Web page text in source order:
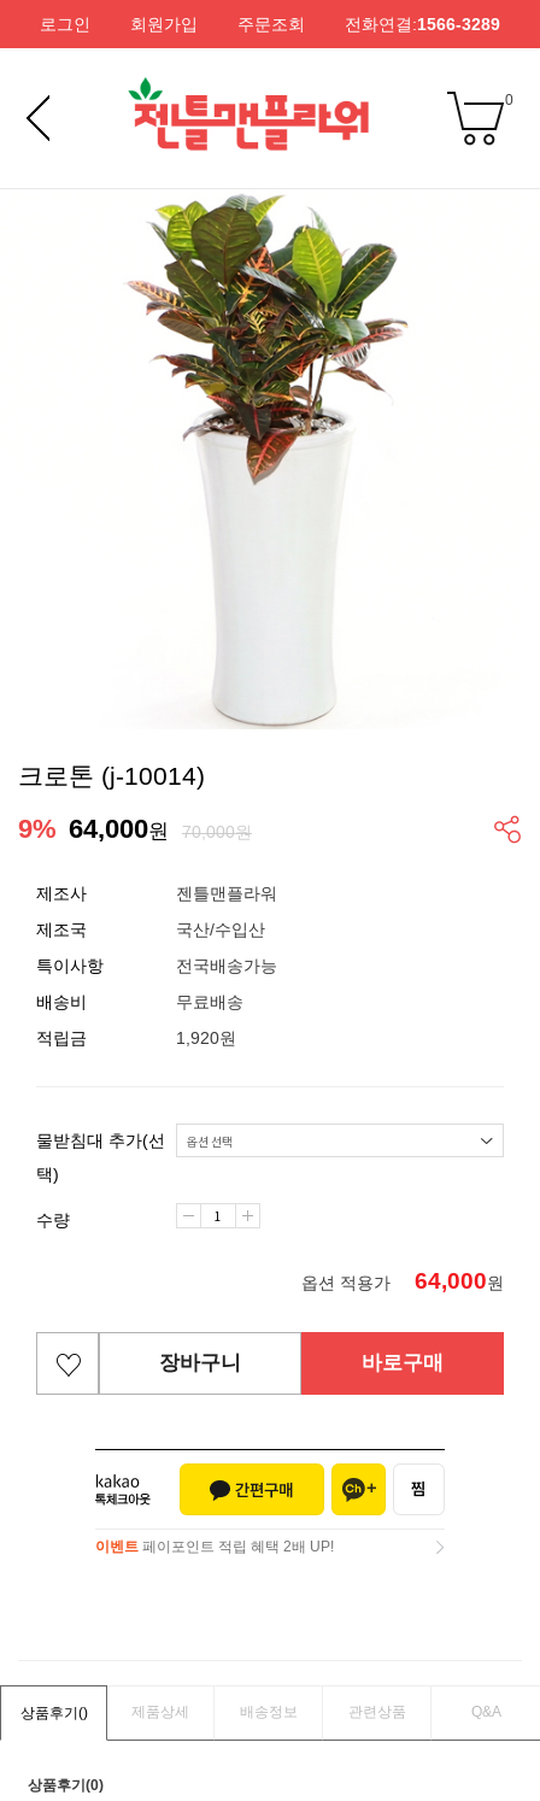
로그인 회원가입 주문조회 전화연결:1566-3289
0
크로톤 (j-10014)
9% 64,000원 70,000원
제조사
젠틀맨플라워
제조국
국산/수입산
특이사항
전국배송가능
배송비
무료배송
적립금
1,920원
물받침대 추가(선
택)
수량
옵션 적용가 64,000원
장바구니 바로구매
페이포인트 적립 혜택 2배 UP!
이벤트 페이포인트 적립 혜택 2배 UP!
상품후기() 제품상세 배송정보 관련상품 Q&A
상품후기(0)